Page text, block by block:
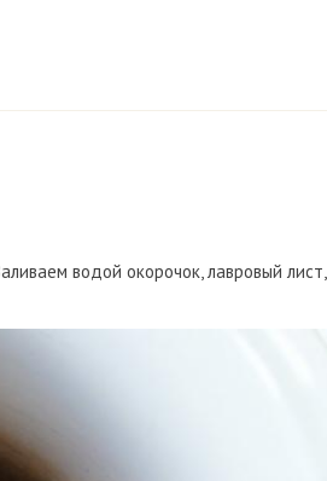
водой окорочок, лавровый лист,